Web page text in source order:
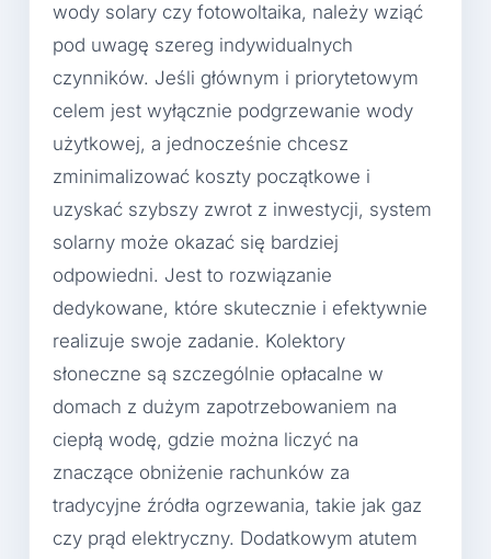
wody solary czy fotowoltaika, należy wziąć
pod uwagę szereg indywidualnych
czynników. Jeśli głównym i priorytetowym
celem jest wyłącznie podgrzewanie wody
użytkowej, a jednocześnie chcesz
zminimalizować koszty początkowe i
uzyskać szybszy zwrot z inwestycji, system
solarny może okazać się bardziej
odpowiedni. Jest to rozwiązanie
dedykowane, które skutecznie i efektywnie
realizuje swoje zadanie. Kolektory
słoneczne są szczególnie opłacalne w
domach z dużym zapotrzebowaniem na
ciepłą wodę, gdzie można liczyć na
znaczące obniżenie rachunków za
tradycyjne źródła ogrzewania, takie jak gaz
czy prąd elektryczny. Dodatkowym atutem